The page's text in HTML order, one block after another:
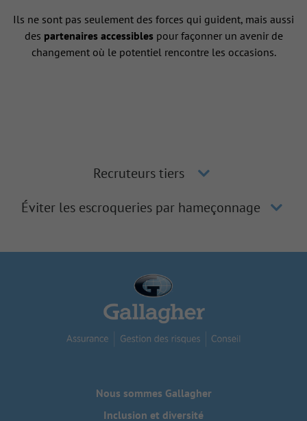
Ils ne sont pas seulement des forces qui guident, mais aussi
des partenaires accessiblespour façonner un avenir de
changement où le potentiel rencontre les occasions.
Recruteurs tiers
Éviter les escroqueries par hameçonnage
Nous sommes Gallagher
Inclusion et diversité